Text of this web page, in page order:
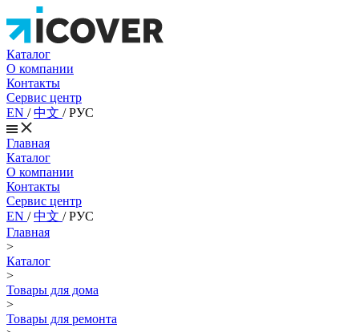
Каталог
О компании
Контакты
Сервис центр
EN /中文 /РУС
Главная
Каталог
О компании
Контакты
Сервис центр
EN /中文 /РУС
Главная
>
Каталог
>
Товары для дома
>
Товары для ремонта